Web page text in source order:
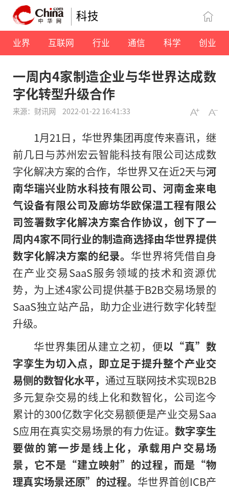
科技
业界 互联网 行业 通信 科学 创业
一周内4家制造企业与华世界达成数
字化转型升级合作
来源：财讯网 2022-01-22 16:41:33
1月21日，华世界集团再度传来喜讯，继
前几日与苏州宏云智能科技有限公司达成数
字化解决方案的合作，华世界又在近2天与河
南华瑞兴业防水科技有限公司、 河南金来电
气设备有限公司及廊坊华欧保温工程有限公
司签署数字化解决方案合作协议，创下了一
周内4家不同行业的制造商选择由华世界提供
数字化解决方案的纪录。 华世界将凭借自身
在产业交易SaaS服务领域的技术和资源优
势，为上述4家公司提供基于B2B交易场景的
SaaS独立站产品，助力企业进行数字化转型
升级。
华世界集团从建立之初，便以“真”数
字孪生为切入点，即立足于提升整个产业交
易侧的数智化水平， 通过互联网技术实现B2B
多元复杂交易的线上化和数智化，公司迄今
累计的300亿数字化交易额便是产业交易Saa
S应用在真实交易场景的有力佐证。数字孪生
要做的第一步是线上化，承载用户交易场
景，它不是“建立映射”的过程，而是“物
理真实场景还原”的过程。 华世界首创ICB产